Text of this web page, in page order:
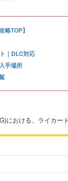
略TOP】
｜DLC対応
手場所
における、ライカー